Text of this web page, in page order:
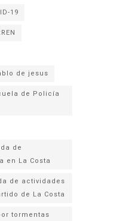
19
de jesus
de Policía
de
en La Costa
de actividades
de La Costa
tormentas